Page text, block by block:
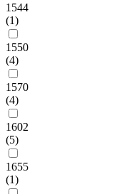
1544
(1)
1550
(4)
1570
(4)
1602
(5)
1655
(1)